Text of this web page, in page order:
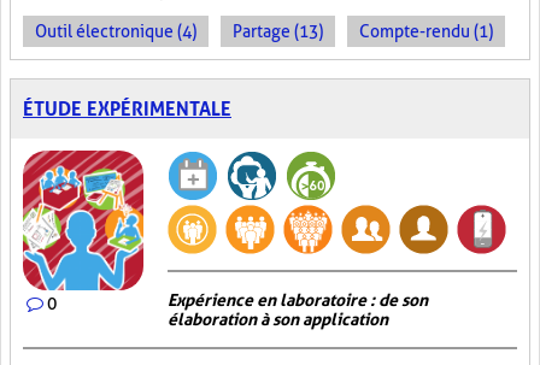
Outil électronique (4) Partage (13) Compte-rendu (1)
ÉTUDE EXPÉRIMENTALE
0
Expérience en laboratoire : de son
élaboration à son application